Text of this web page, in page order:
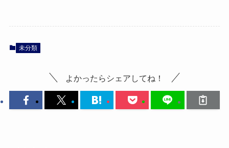
未分類
よかったらシェアしてね！